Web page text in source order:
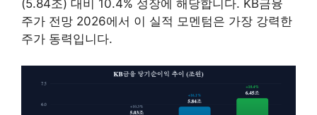
(5.84조) 대비 10.4% 성장에 해당합니다. KB금융
주가 전망 2026에서 이 실적 모멘텀은 가장 강력한
주가 동력입니다.